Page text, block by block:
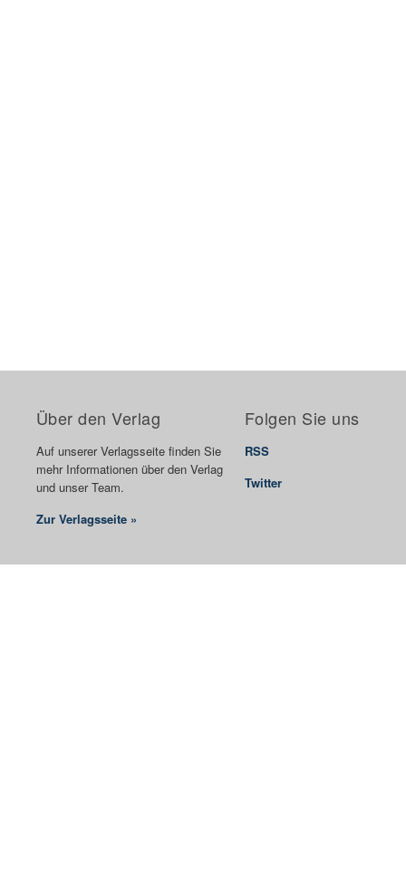
Über den Verlag
Auf unserer Verlagsseite finden Sie
mehr Informationen über den Verlag
und unser Team.
Zur Verlagsseite »
Folgen Sie uns
RSS
Twitter